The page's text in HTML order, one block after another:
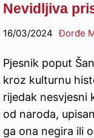
Nevidljiva
16/03/2024 Đorđe
Pjesnik poput
kroz kulturnu
rijedak nesvjesni
od naroda,
ga ona negira ili